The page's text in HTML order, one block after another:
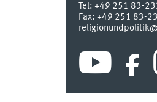
Tel: +49 251 83-
Fax: +49 251 83-